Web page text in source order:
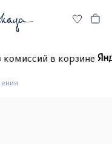
комиссий в корзине